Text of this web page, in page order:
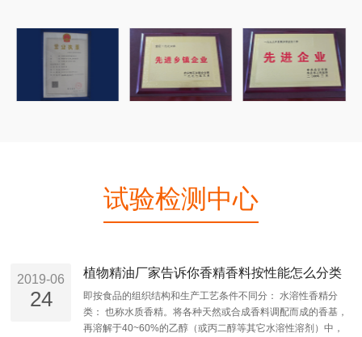
试验检测中心
2019-06
24
植物精油厂家告诉你香精香料按性能怎么分类
即按食品的组织结构和生产工艺条件不同分： 水溶性香精分
类： 也称水质香精。将各种天然或合成香料调配而成的香基，
再溶解于40~60%的乙醇（或丙二醇等其它水溶性溶剂）中，